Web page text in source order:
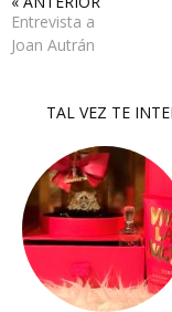
Entrevista a
Joan Autrán
TAL VEZ TE